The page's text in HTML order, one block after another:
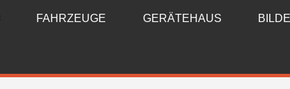
FAHRZEUGE GERÄTEHAUS